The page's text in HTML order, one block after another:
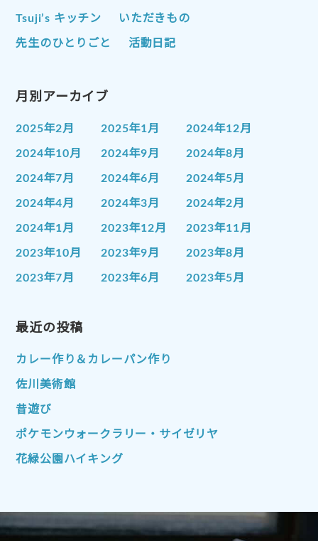
Tsuji’s キッチン いただきもの
先生のひとりごと 活動日記
月別アーカイブ
2025年2月 2025年1月 2024年12月
2024年10月 2024年9月 2024年8月
2024年7月 2024年6月 2024年5月
2024年4月 2024年3月 2024年2月
2024年1月 2023年12月 2023年11月
2023年10月 2023年9月 2023年8月
2023年7月 2023年6月 2023年5月
2023年1月
2022年10月 2022年9月
2022年7月
2022年4月
2022年1月 2021年12月 2021年11月
2021年10月 2021年9月
2021年1月 2020年12月 2020年11月
最近の投稿
カレー作り＆カレーパン作り
佐川美術館
昔遊び
ポケモンウォークラリー・サイゼリヤ
花緑公園ハイキング